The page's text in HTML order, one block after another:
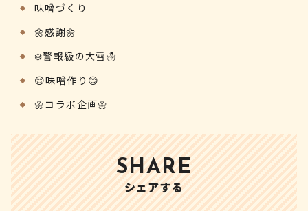
味噌づくり
🌼感謝🌼
❄️警報級の大雪☃️
😊味噌作り😊
🌼コラボ企画🌼
SHARE
シェアする